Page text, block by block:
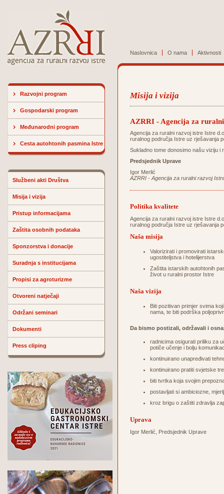
Naslovnica O nama Aktivnosti
Razvojni program
Gospodarski program
Međunarodni program
Cesta autohtonih pasmina Istre
Službeni akti Društva
Misija i vizija
Pristup informacijama
Zaštita osobnih podataka
Sponzorstva i donacije
Suradnja s institucijama
Propisi za agroturizme
Otvoreni natječaji
Održani seminari
Dokumenti
Press cliping
Misija i vizija
AZRRI - Agencija za
Agencija za ruralni razvoj istre Istre
ruralnog područja Istre uz rješavanja
Sukladno tome donosimo našu viziju i
Predsjednik Uprave
Igor Merlić
AZRRI - Agencija za ruralni razvoj
Politika kvalitete
Agencija za ruralni razvoj istre Istre
ruralnog područja Istre uz rješavanja
Naša misija
Valorizirati i promovirati
ugostiteljstva i hotelijerstva
Zaštita istarskih autohtonih
život u ruralni prostor Istre
Naša vizija
Biti pozitivan primjer svima
nama, te biti podrška
Da bismo postizali, održavali i
radnicima osigurati priliku za
potiče učenje i bolju
kontinuirano unapređivati
kontinuirano pratiti svjetske
biti tvrtka koja svojim
postavljati si ambiciozne,
kroz brigu o zaštiti zdravlja
Uprava
Igor Merlić, Predsjednik Uprave